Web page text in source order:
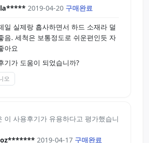
2019-04-20 구매완료
일 실제랑 흡사하면서 하드 소재라 덜
음. 세척은 보통정도로 쉬운편인듯 자
아요
기가 도움이 되었습니까?
오
이 사용후기가 유용하다고 평가했습니
2019-04-17 구매완료